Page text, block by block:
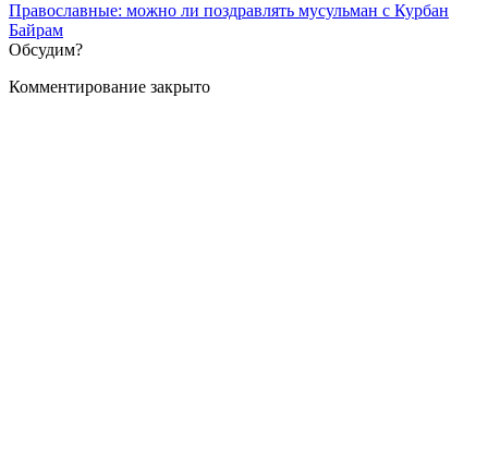
Православные: можно ли поздравлять мусульман с Курбан
Байрам
Обсудим?
Комментирование закрыто